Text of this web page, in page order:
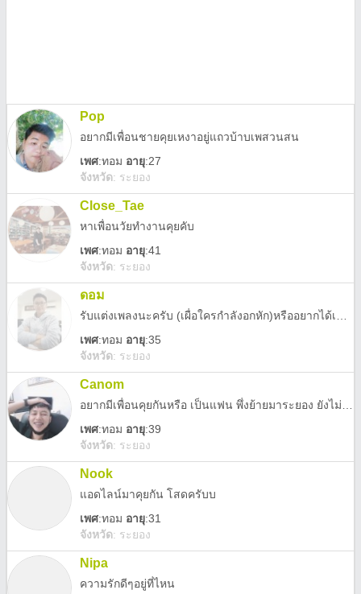
Pop
อยากมีเพื่อนชายคุยเหงาอยู่แถวบ้าบเพสวนสน
เพศ:ทอม อายุ:27
จังหวัด: ระยอง
Close_Tae
หาเพื่อนวัยทำงานคุยคับ
เพศ:ทอม อายุ:41
จังหวัด: ระยอง
ดอม
เพศ:ทอม อายุ:35
จังหวัด: ระยอง
Canom
เพศ:ทอม อายุ:39
จังหวัด: ระยอง
Nook
แอดไลน์มาคุยกัน โสดครับบ
เพศ:ทอม อายุ:31
จังหวัด: ระยอง
Nipa
ความรักดีๆอยู่ที่ไหน